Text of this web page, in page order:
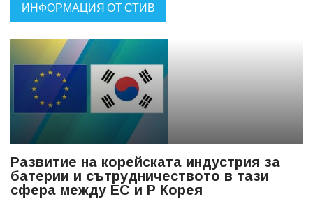
ИНФОРМАЦИЯ ОТ СТИВ
Развитие на корейската индустрия за
батерии и сътрудничеството в тази
сфера между ЕС и Р Корея